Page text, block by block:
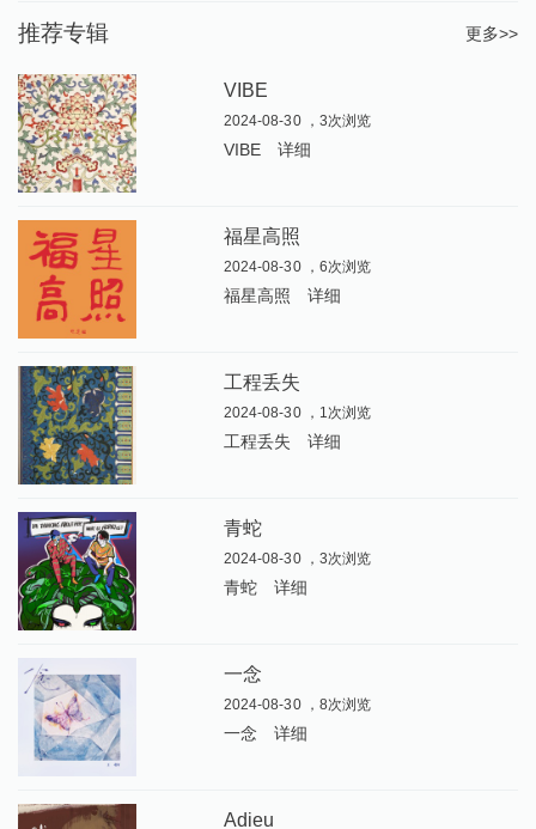
推荐专辑 更多>>
VIBE
2024-08-30 ，3次浏览
VIBE 详细
福星高照
2024-08-30 ，6次浏览
福星高照 详细
工程丢失
2024-08-30 ，1次浏览
工程丢失 详细
青蛇
2024-08-30 ，3次浏览
青蛇 详细
一念
2024-08-30 ，8次浏览
一念 详细
Adieu